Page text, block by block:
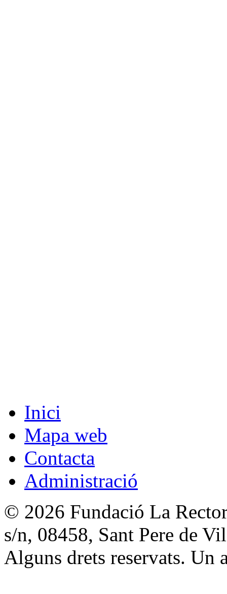
Inici
Mapa web
Contacta
Administració
© 2026 Fundació La
s/n, 08458, Sant Pere de
Alguns drets reservats. Un